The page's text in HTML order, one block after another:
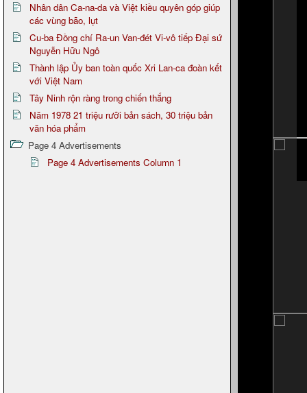
Nhân dân Ca-na-da và Việt kiều quyên góp giúp
các vùng bão, lụt
Cu-ba Đồng chí Ra-un Van-đét Vi-vô tiếp Đại sứ
Nguyễn Hữu Ngô
Thành lập Ủy ban toàn quốc Xri Lan-ca đoàn kết
với Việt Nam
Tây Ninh rộn ràng trong chiến thắng
Năm 1978 21 triệu rưỡi bản sách, 30 triệu bản
văn hóa phẩm
Page 4 Advertisements
Page 4 Advertisements Column 1